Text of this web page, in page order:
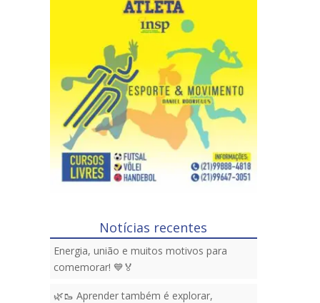
Notícias recentes
Energia, união e muitos motivos para
comemorar! 💙🏅
🌿🥾 Aprender também é explorar,